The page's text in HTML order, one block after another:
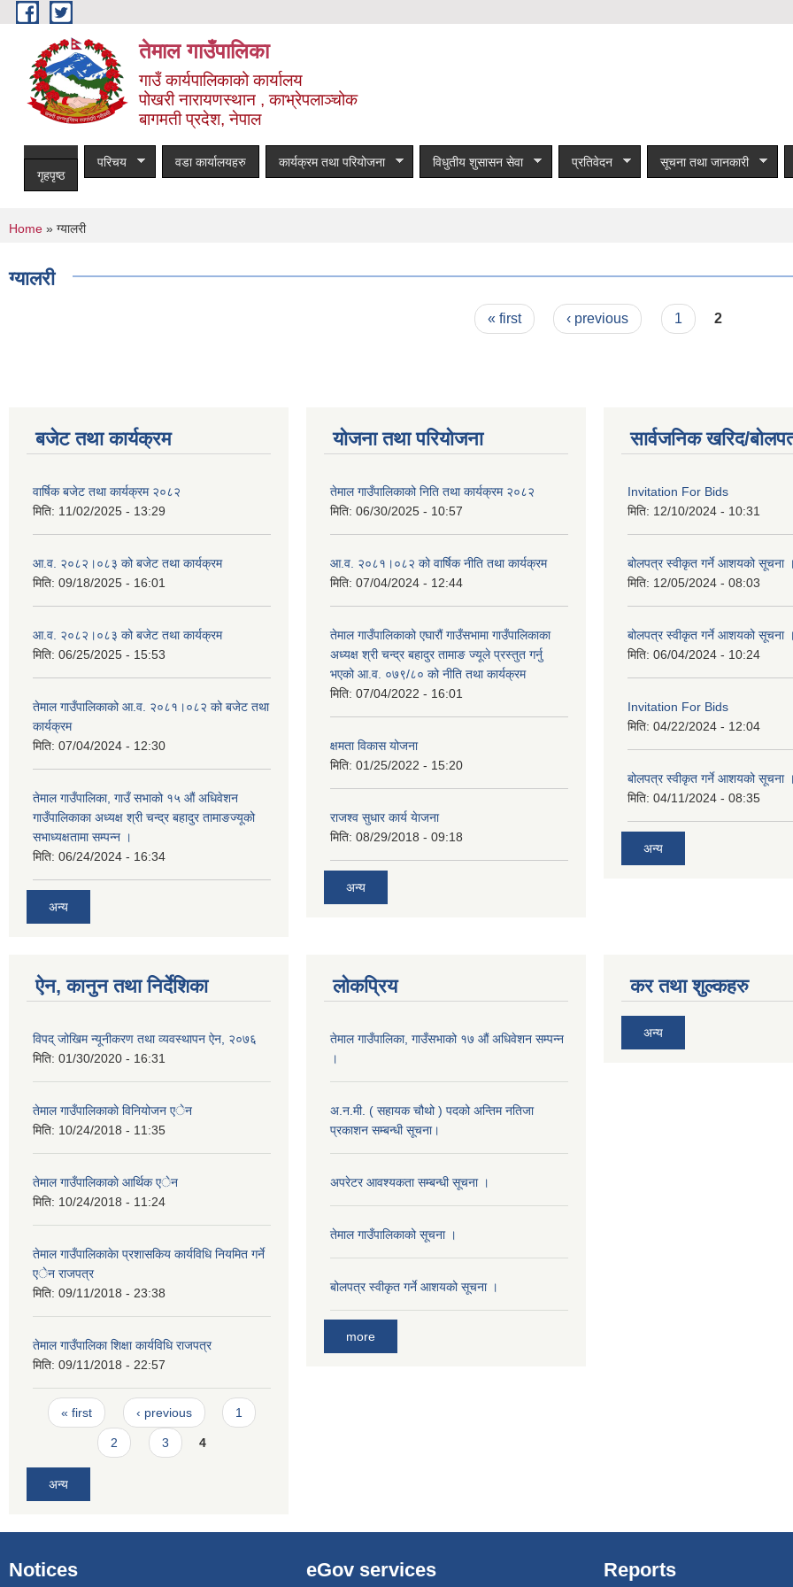
Skip to main content
तेमाल गाउँपालिका
गाउँ कार्यपालिकाको कार्यालय
पोखरी नारायणस्थान , काभ्रेपलाञ्चोक ‌‌‍‍‍‍‍‍
बागमती प्रदेश, नेपाल
गृहपृष्ठ
परिचय वडा कार्यालयहरु कार्यक्रम तथा परियोजना विधुतीय शुसासन सेवा प्रतिवेदन सूचना तथा जानकारी
You are here
Home » ग्यालरी
ग्यालरी
« first ‹ previous 1 2
बजेट तथा कार्यक्रम
वार्षिक बजेट तथा कार्यक्रम २०८२
मिति: 11/02/2025 - 13:29
आ.व. २०८२।०८३ को बजेट तथा कार्यक्रम
मिति: 09/18/2025 - 16:01
आ.व. २०८२।०८३ को बजेट तथा कार्यक्रम
मिति: 06/25/2025 - 15:53
तेमाल गाउँपालिकाको आ.व. २०८१।०८२ को बजेट तथा
कार्यक्रम
मिति: 07/04/2024 - 12:30
तेमाल गाउँपालिका, गाउँ सभाको १५ औं अधिवेशन
गाउँपालिकाका अध्यक्ष श्री चन्द्र बहादुर तामाङज्यूको
सभाध्यक्षतामा सम्पन्न ।
मिति: 06/24/2024 - 16:34
अन्य
योजना तथा परियोजना
तेमाल गाउँपालिकाको निति तथा कार्यक्रम २०८२
मिति: 06/30/2025 - 10:57
आ.व. २०८१।०८२ को वार्षिक नीति तथा कार्यक्रम
मिति: 07/04/2024 - 12:44
तेमाल गाउँपालिकाको एघारौं गाउँसभामा गाउँपालिकाका
अध्यक्ष श्री चन्द्र बहादुर तामाङ ज्यूले प्रस्तुत गर्नु
भएको आ.व. ०७९/८० को नीति तथा कार्यक्रम
मिति: 07/04/2022 - 16:01
क्षमता विकास योजना
मिति: 01/25/2022 - 15:20
राजश्व सुधार कार्य येाजना
मिति: 08/29/2018 - 09:18
अन्य
सार्वजनिक खरिद/
Invitation For Bids
मिति: 12/10/2024 - 10:31
बोलपत्र स्वीकृत गर्ने आशयको सूचना ।
मिति: 12/05/2024 - 08:03
बोलपत्र स्वीकृत गर्ने आशयको सूचना ।
मिति: 06/04/2024 - 10:24
Invitation For Bids
मिति: 04/22/2024 - 12:04
बोलपत्र स्वीकृत गर्ने आशयको सूचना ।
मिति: 04/11/2024 - 08:35
अन्य
ऐन, कानुन तथा निर्देशिका
विपद् जोखिम न्यूनीकरण तथा व्यवस्थापन ऐन, २०७६
मिति: 01/30/2020 - 16:31
तेमाल गाउँपालिकाकाे विनियोजन एेन
मिति: 10/24/2018 - 11:35
तेमाल गाउँपालिकाकाे आर्थिक एेन
मिति: 10/24/2018 - 11:24
तेमाल गाउँपालिकाकेा प्रशासकिय कार्यविधि नियमित गर्ने
एेन राजपत्र
मिति: 09/11/2018 - 23:38
तेमाल गाउँपालिका शिक्षा कार्यविधि राजपत्र
मिति: 09/11/2018 - 22:57
Pages
« first ‹ previous 1
2 3 4
अन्य
लोकप्रिय
तेमाल गाउँपालिका, गाउँसभाको १७ ‌औं अधिवेशन सम्पन्न
।
अ.न.मी. ( सहायक चौथो ) पदको अन्तिम नतिजा
प्रकाशन सम्बन्धी सूचना।
अपरेटर आवश्यकता सम्बन्धी सूचना ।
तेमाल गाउँपालिकाको सूचना ।
बोलपत्र स्वीकृत गर्ने आशयको सूचना ।
more
कर तथा शुल्कहरु
अन्य
Notices eGov services Reports